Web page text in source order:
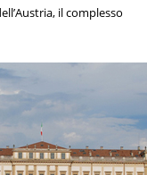
il complesso